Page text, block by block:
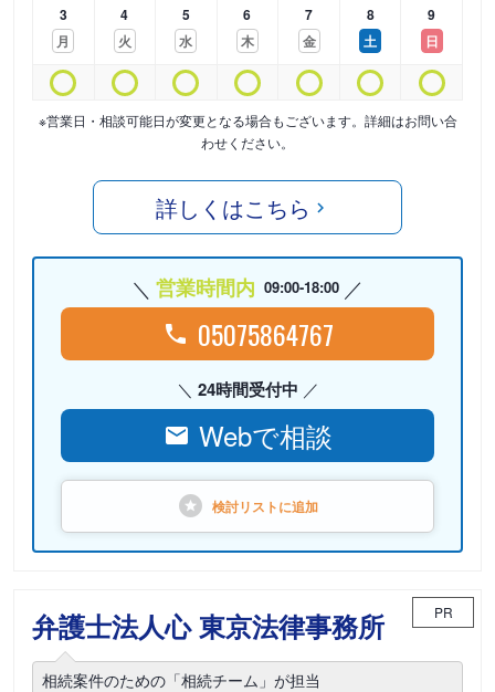
3
月
4
火
5
水
6
木
7
金
8
土
9
日
※営業日・相談可能日が変更となる場合もございます。詳細はお問い合
わせください。
詳しくはこちら
営業時間内 09:00-18:00
05075864767
24時間受付中
Webで相談
検討リストに追加
弁護士法人心 東京法律事務所 PR
相続案件のための「相続チーム」が担当